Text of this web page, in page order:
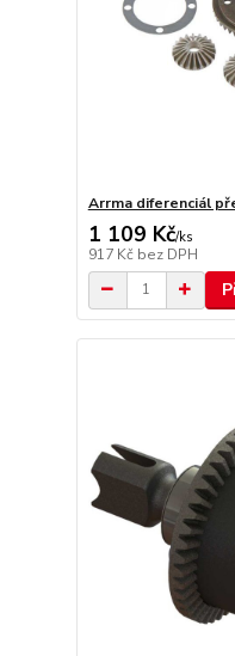
Arrma diferenciál
1 109 Kč/ks
917 Kč bez DPH